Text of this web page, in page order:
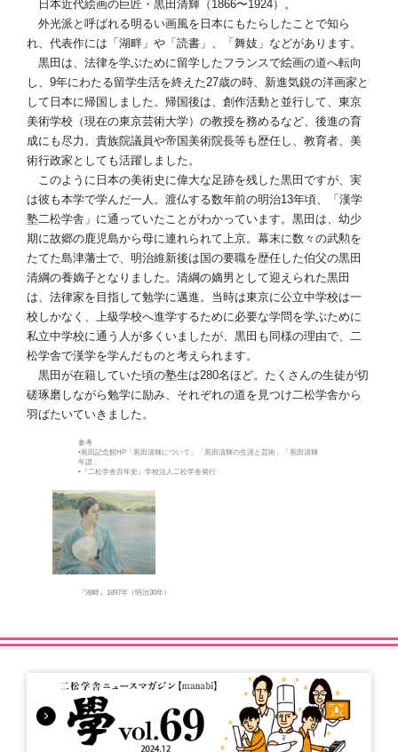
日本近代絵画の巨匠・黒田清輝（1866〜1924）。
外光派と呼ばれる明るい画風を日本にもたらしたことで知ら
れ、代表作には「湖畔」や「読書」、「舞妓」などがあります。
黒田は、法律を学ぶために留学したフランスで絵画の道へ転向
し、9年にわたる留学生活を終えた27歳の時、新進気鋭の洋画家と
して日本に帰国しました。帰国後は、創作活動と並行して、東京
美術学校（現在の東京芸術大学）の教授を務めるなど、後進の育
成にも尽力。貴族院議員や帝国美術院長等も歴任し、教育者、美
術行政家としても活躍しました。
このように日本の美術史に偉大な足跡を残した黒田ですが、実
は彼も本学で学んだ一人。渡仏する数年前の明治13年頃、「漢学
塾二松学舎」に通っていたことがわかっています。黒田は、幼少
期に故郷の鹿児島から母に連れられて上京。幕末に数々の武勲を
たてた島津藩士で、明治維新後は国の要職を歴任した伯父の黒田
清綱の養嫡子となりました。清綱の嫡男として迎えられた黒田
は、法律家を目指して勉学に邁進。当時は東京に公立中学校は一
校しかなく、上級学校へ進学するために必要な学問を学ぶために
私立中学校に通う人が多くいましたが、黒田も同様の理由で、二
松学舎で漢学を学んだものと考えられます。
黒田が在籍していた頃の塾生は280名ほど。たくさんの生徒が切
磋琢磨しながら勉学に励み、それぞれの道を見つけ二松学舎から
羽ばたいていきました。
参考
•黒田記念館HP「黒田清輝について」「黒田清輝の生涯と芸術」「黒田清輝
年譜」
•『二松学舎百年史』学校法人二松学舎発行
『湖畔』1897年（明治30年）